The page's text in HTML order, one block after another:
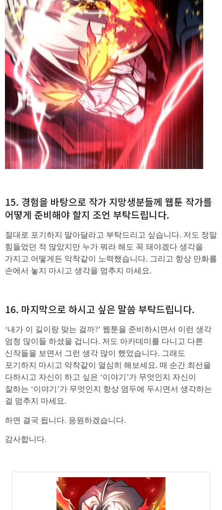
15. 경험을 바탕으로 작가 지망생분들께 웹툰 작가를
어떻게 준비해야 할지 조언 부탁드립니다.
절대로 포기하지 말아달라고 부탁드리고 싶습니다. 저도 정말
힘들었던 적 많았지만 누가 뭐라 해도 꼭 돼야겠다 생각을
가지고 어떻게든 악착같이 노력했습니다. 그리고 항상 만화를
손에서 놓지 마시고 생각을 멈추지 마세요.
16. 마지막으로 하시고 싶은 말씀 부탁드립니다.
‘내가 이 길이랑 맞는 걸까?’ 웹툰을 준비하시면서 이런 생각
엄청 많이들 하셨을 겁니다. 저도 아카데미를 다니고 다른
신작들을 보면서 그런 생각 많이 했었습니다. 그래도
포기하지 마시고 악착같이 열심히 해보세요. 매 순간 최선을
다하시고 자신이 하고 싶은 ‘이야기’가 무엇인지 자신이
잘하는 ‘이야기’가 무엇인지 항상 염두에 두시면서 생각하는
걸 멈추지 마세요.
하면 결국 됩니다. 응원하겠습니다.
감사합니다.